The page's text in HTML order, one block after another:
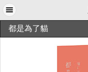
都是為了貓